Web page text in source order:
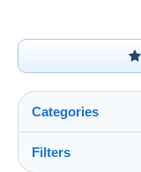
Categories
Filters